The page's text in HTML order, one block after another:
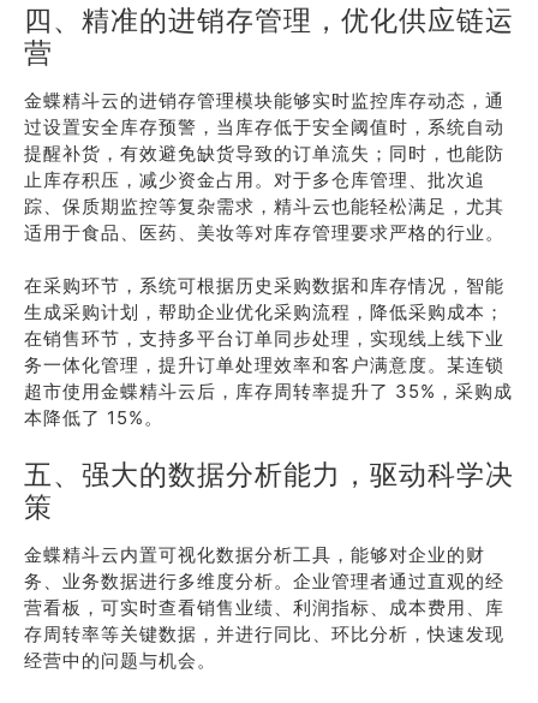
四、精准的进销存管理，优化供应链运
营
金蝶精斗云的进销存管理模块能够实时监控库存动态，通
过设置安全库存预警，当库存低于安全阈值时，系统自动
提醒补货，有效避免缺货导致的订单流失；同时，也能防
止库存积压，减少资金占用。对于多仓库管理、批次追
踪、保质期监控等复杂需求，精斗云也能轻松满足，尤其
适用于食品、医药、美妆等对库存管理要求严格的行业。
在采购环节，系统可根据历史采购数据和库存情况，智能
生成采购计划，帮助企业优化采购流程，降低采购成本；
在销售环节，支持多平台订单同步处理，实现线上线下业
务一体化管理，提升订单处理效率和客户满意度。某连锁
超市使用金蝶精斗云后，库存周转率提升了 35%，采购成
本降低了 15%。
五、强大的数据分析能力，驱动科学决
策
金蝶精斗云内置可视化数据分析工具，能够对企业的财
务、业务数据进行多维度分析。企业管理者通过直观的经
营看板，可实时查看销售业绩、利润指标、成本费用、库
存周转率等关键数据，并进行同比、环比分析，快速发现
经营中的问题与机会。